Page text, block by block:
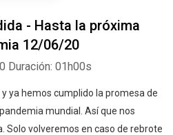
- Hasta la próxima
12/06/20
Duración: 01h00s
y ya hemos cumplido la promesa de
mundial. Así que nos
Solo volveremos en caso de rebrote